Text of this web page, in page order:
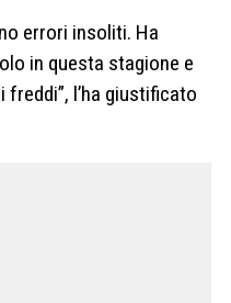
errori insoliti. Ha
in questa stagione e
l’ha giustificato